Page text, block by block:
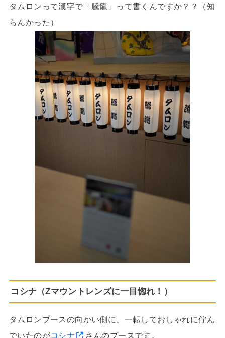
タムロンって漢字で「騰龍」って書くんですか？？（知
らんかった）
コシナ（Zマウントレンズに一目惚れ！）
タムロンブースの向かい側に、一転しておしゃれに佇ん
でいたのがコシナ さんのブースです。